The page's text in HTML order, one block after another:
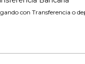
con Transferencia o